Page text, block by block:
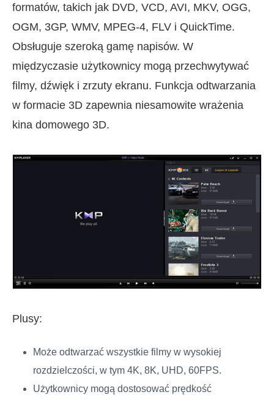
formatów, takich jak DVD, VCD, AVI, MKV, OGG,
OGM, 3GP, WMV, MPEG-4, FLV i QuickTime.
Obsługuje szeroką gamę napisów. W
międzyczasie użytkownicy mogą przechwytywać
filmy, dźwięk i zrzuty ekranu. Funkcja odtwarzania
w formacie 3D zapewnia niesamowite wrażenia
kina domowego 3D.
Plusy:
Może odtwarzać wszystkie filmy w wysokiej
rozdzielczości, w tym 4K, 8K, UHD, 60FPS.
Użytkownicy mogą dostosować prędkość